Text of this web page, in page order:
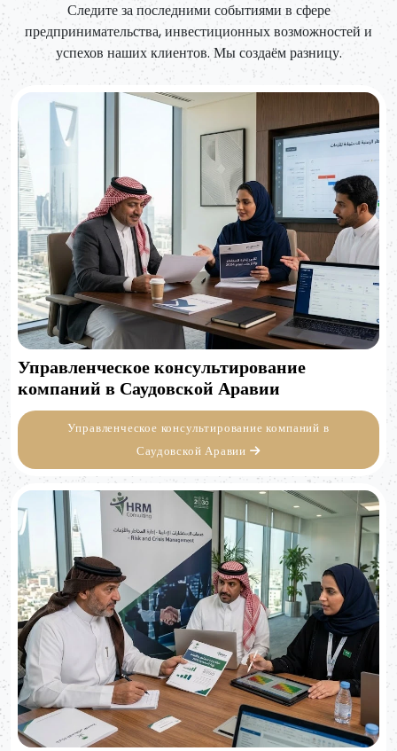
Следите за последними событиями в сфере
предпринимательства, инвестиционных возможностей и
успехов наших клиентов. Мы создаём разницу.
Управленческое консультирование
компаний в Саудовской Аравии
Управленческое консультирование компаний в
Саудовской Аравии